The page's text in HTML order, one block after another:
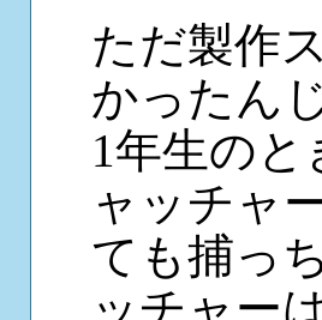
ただ製作
かったん
1年生の
ャッチャ
ても捕っ
ッチャー